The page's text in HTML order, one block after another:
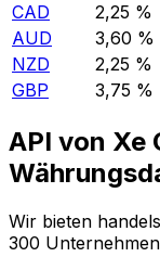
CAD
2,25 %
AUD
3,60 %
NZD
2,25 %
GBP
3,75 %
API von Xe
Wir bieten
300